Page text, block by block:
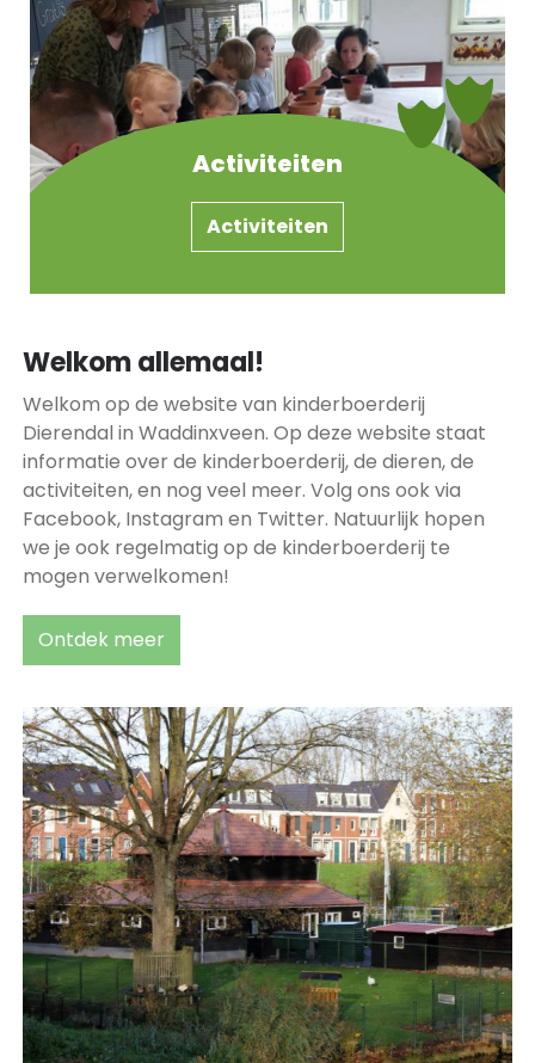
Activiteiten
Activiteiten
Welkom allemaal!
Welkom op de website van kinderboerderij
Dierendal in Waddinxveen. Op deze website staat
informatie over de kinderboerderij, de dieren, de
activiteiten, en nog veel meer. Volg ons ook via
Facebook, Instagram en Twitter. Natuurlijk hopen
we je ook regelmatig op de kinderboerderij te
mogen verwelkomen!
Ontdek meer